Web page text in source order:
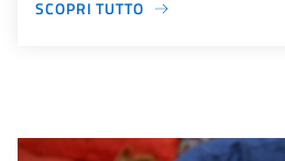
SCOPRI TUTTO